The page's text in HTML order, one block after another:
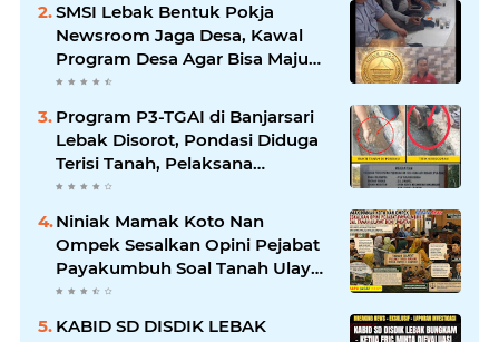
SMSI Lebak Bentuk Pokja
Newsroom Jaga Desa, Kawal
Program Desa Agar Bisa Maju
dan Mandiri
Program P3-TGAI di Banjarsari
Lebak Disorot, Pondasi Diduga
Terisi Tanah, Pelaksana
Terancam Sanksi Berat Hingga
Pidana
Niniak Mamak Koto Nan
Ompek Sesalkan Opini Pejabat
Payakumbuh Soal Tanah Ulayat
Demi Jabatan
KABID SD DISDIK LEBAK